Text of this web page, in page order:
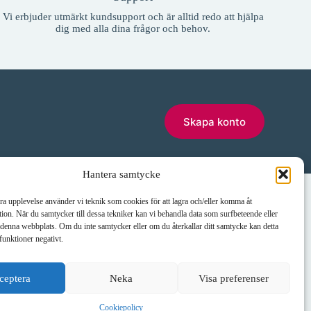
Hantera samtycke
upplevelse använder vi teknik som cookies för att lagra och/eller komma åt
När du samtycker till dessa tekniker kan vi behandla data som surfbeteende eller
webbplats. Om du inte samtycker eller om du återkallar ditt samtycke kan detta
negativt.
Neka Visa preferenser
Cookiepolicy
Vi erbjuder utmärkt kundsupport och är alltid redo att hjälpa
dig med alla dina frågor och behov.
Skapa konto
035-10 11 00
info@janneklasse.se